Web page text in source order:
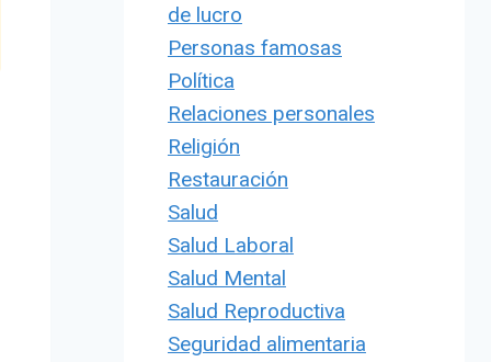
de lucro
Personas famosas
Política
Relaciones personales
Religión
Restauración
Salud
Salud Laboral
Salud Mental
Salud Reproductiva
Seguridad alimentaria